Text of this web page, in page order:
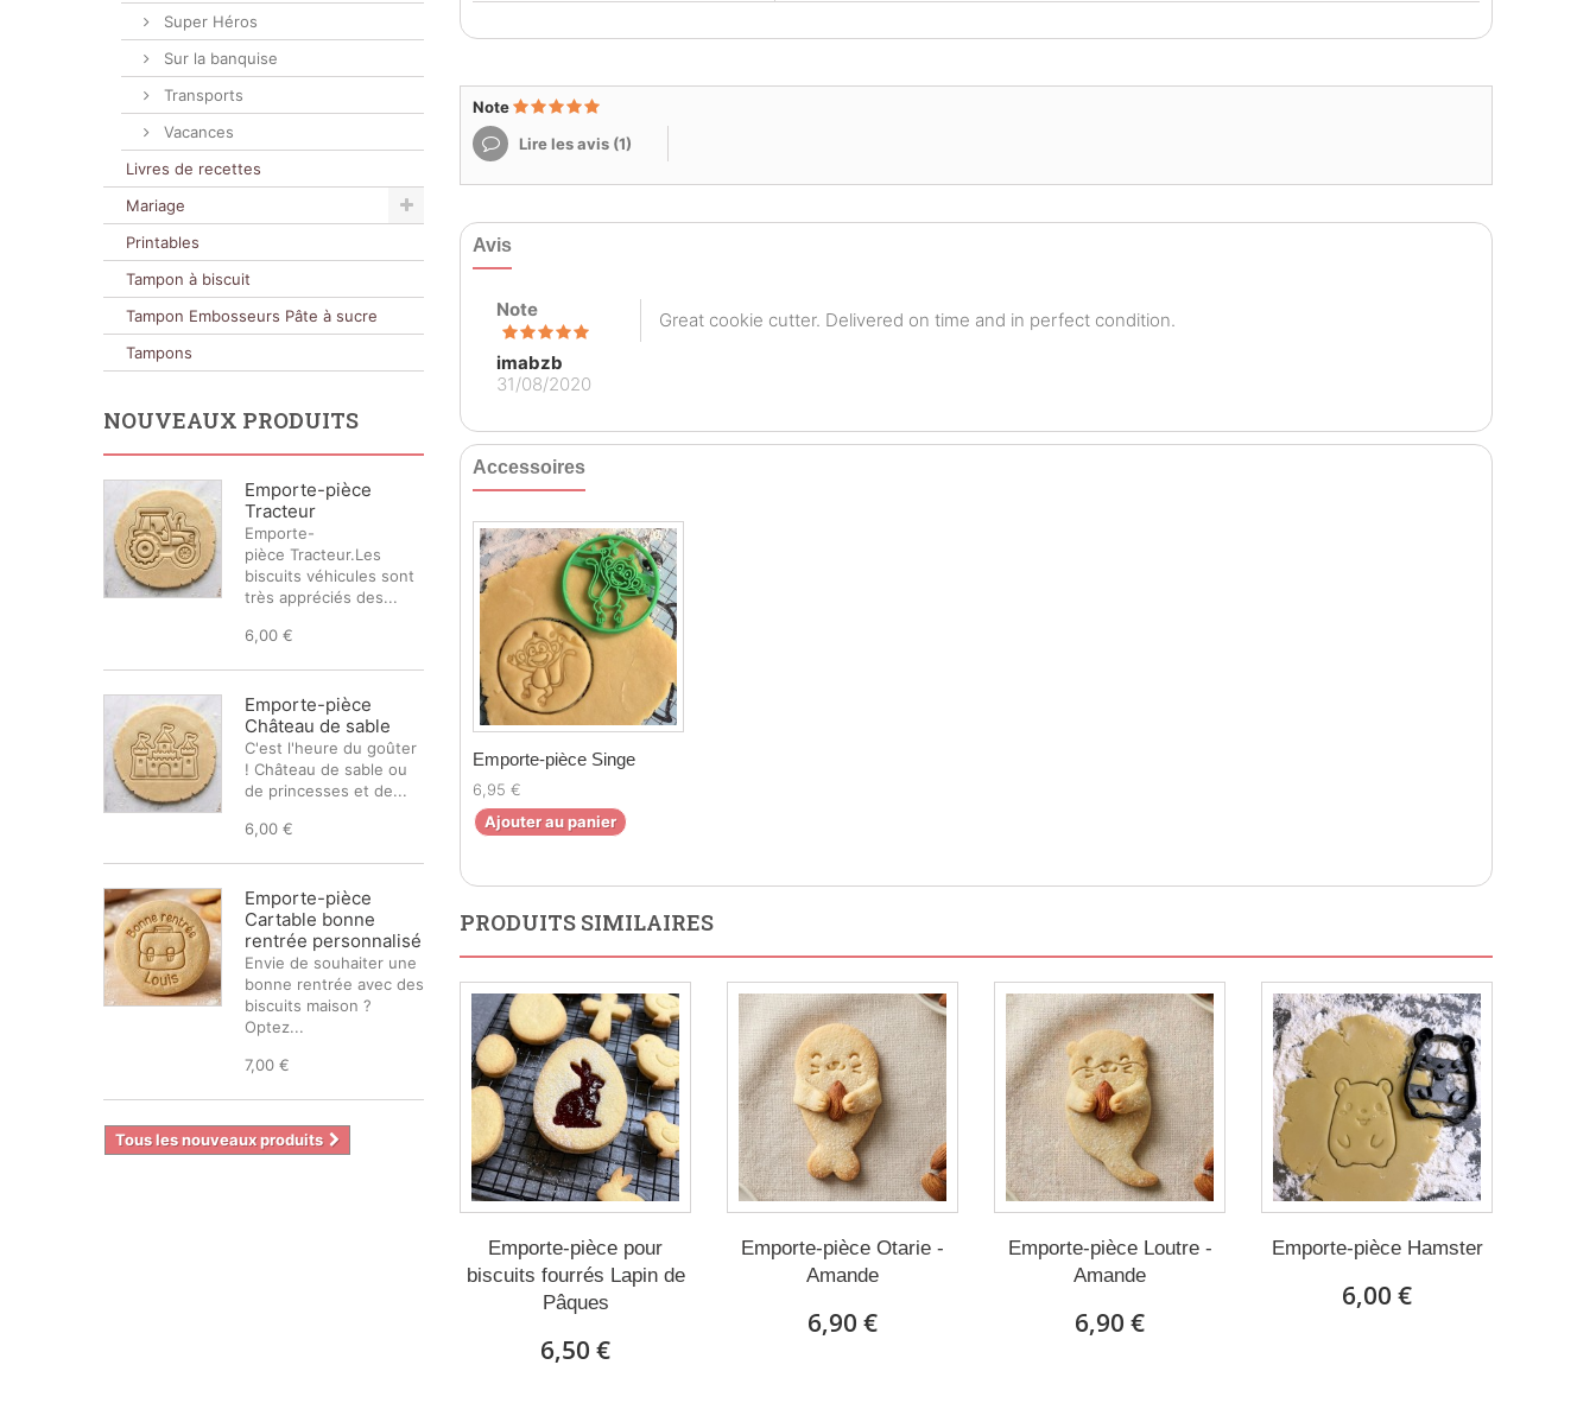
Note
Lire les avis (1)
Avis
Note
imabzb
31/08/2020
Great cookie cutter. Delivered on time and in perfect condition.
Accessoires
Emporte-pièce Singe
6,95 €
Ajouter au panier
PRODUITS SIMILAIRES
Emporte-pièce pour
biscuits fourrés Lapin de
Pâques
6,50 €
Emporte-pièce Otarie -
Amande
6,90 €
Emporte-pièce Loutre -
Amande
6,90 €
Emporte-pièce Hamster
6,00 €
Super Héros
Sur la banquise
Transports
Vacances
Livres de recettes
Mariage
Printables
Tampon à biscuit
Tampon Embosseurs Pâte à sucre
Tampons
NOUVEAUX PRODUITS
Emporte-pièce
Tracteur
Emporte-
pièce Tracteur.Les
biscuits véhicules sont
très appréciés des...
6,00 €
Emporte-pièce
Château de sable
C'est l'heure du goûter
! Château de sable ou
de princesses et de...
6,00 €
Emporte-pièce
Cartable bonne
rentrée personnalisé
Envie de souhaiter une
bonne rentrée avec des
biscuits maison ?
Optez...
7,00 €
Tous les nouveaux produits